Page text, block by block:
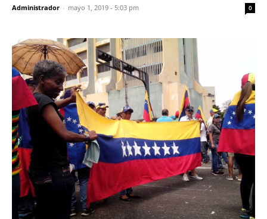
Administrador - mayo 1, 2019 - 5:03 pm 0